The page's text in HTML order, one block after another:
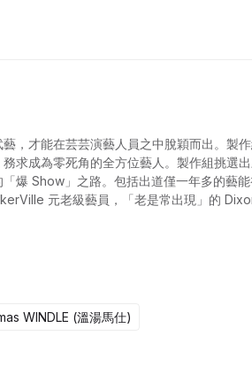
，才能在芸芸演藝人員之中脫穎而出。製
求成為零死角的全方位藝人。製作組挑選
爆 Show」之路。包括出道僅一年多的藝
元老級藝員，「老是常出現」的
WINDLE (溫湯馬仕)